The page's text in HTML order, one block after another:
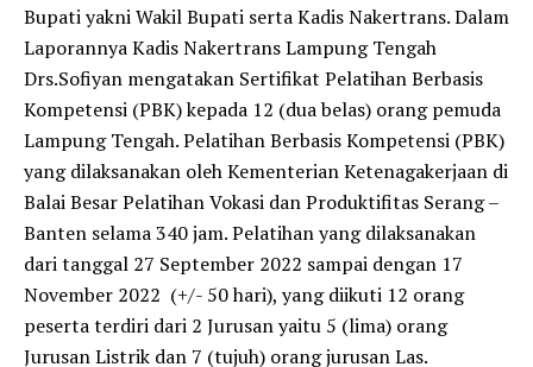
Bupati yakni Wakil Bupati serta Kadis Nakertrans. Dalam
Laporannya Kadis Nakertrans Lampung Tengah
Drs.Sofiyan mengatakan Sertifikat Pelatihan Berbasis
Kompetensi (PBK) kepada 12 (dua belas) orang pemuda
Lampung Tengah. Pelatihan Berbasis Kompetensi (PBK)
yang dilaksanakan oleh Kementerian Ketenagakerjaan di
Balai Besar Pelatihan Vokasi dan Produktifitas Serang –
Banten selama 340 jam. Pelatihan yang dilaksanakan
dari tanggal 27 September 2022 sampai dengan 17
November 2022 (+/- 50 hari), yang diikuti 12 orang
peserta terdiri dari 2 Jurusan yaitu 5 (lima) orang
Jurusan Listrik dan 7 (tujuh) orang jurusan Las.